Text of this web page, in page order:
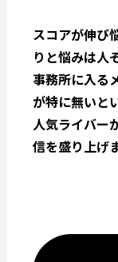
スコアが伸び
りと悩みは人
事務所に入る
が特に無いと
人気ライバー
信を盛り上げ